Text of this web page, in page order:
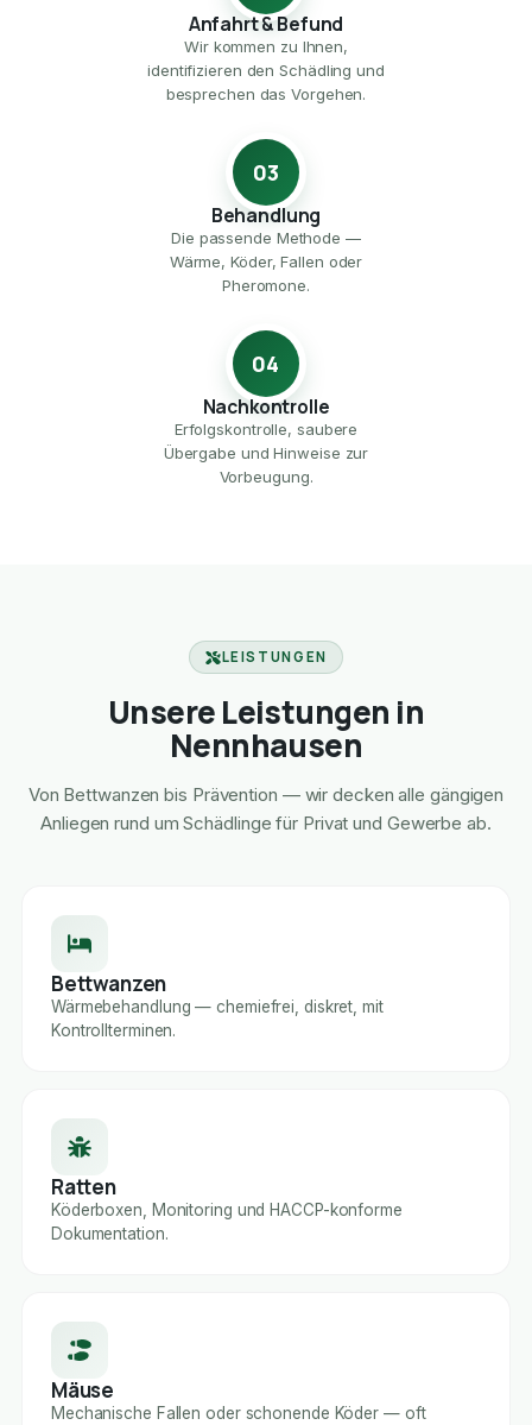
Anfahrt & Befund
Wir kommen zu Ihnen,
identifizieren den Schädling und
besprechen das Vorgehen.
03
Behandlung
Die passende Methode —
Wärme, Köder, Fallen oder
Pheromone.
04
Nachkontrolle
Erfolgskontrolle, saubere
Übergabe und Hinweise zur
Vorbeugung.
LEISTUNGEN
Unsere Leistungen in
Nennhausen
Von Bettwanzen bis Prävention — wir decken alle gängigen
Anliegen rund um Schädlinge für Privat und Gewerbe ab.
Bettwanzen
Wärmebehandlung — chemiefrei, diskret, mit
Kontrollterminen.
Ratten
Köderboxen, Monitoring und HACCP-konforme
Dokumentation.
Mäuse
Mechanische Fallen oder schonende Köder — oft